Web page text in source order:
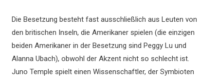
Die Besetzung besteht fast ausschließlich aus Leuten von
den britischen Inseln, die Amerikaner spielen (die einzigen
beiden Amerikaner in der Besetzung sind Peggy Lu und
Alanna Ubach), obwohl der Akzent nicht so schlecht ist.
Juno Temple spielt einen Wissenschaftler, der Symbioten